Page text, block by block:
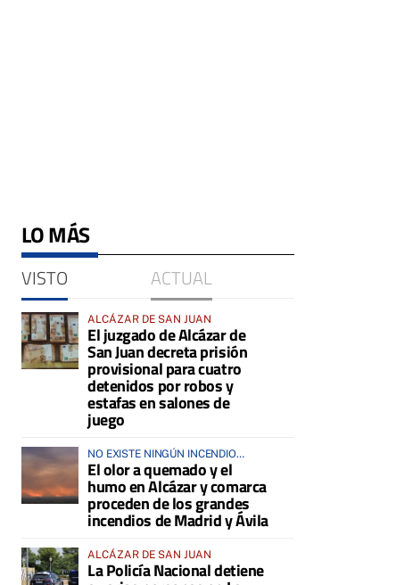
LO MÁS
VISTO ACTUAL
ALCÁZAR DE SAN JUAN
El juzgado de Alcázar de
San Juan decreta prisión
provisional para cuatro
detenidos por robos y
estafas en salones de
juego
NO EXISTE NINGÚN INCENDIO
ACTIVO EN LA COMARCA
El olor a quemado y el
humo en Alcázar y comarca
proceden de los grandes
incendios de Madrid y Ávila
ALCÁZAR DE SAN JUAN
La Policía Nacional detiene